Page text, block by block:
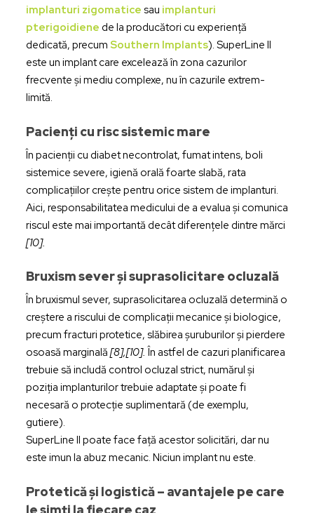
implanturi zigomatice sau implanturi
pterigoidiene de la producători cu experiență
dedicată, precum Southern Implants). SuperLine II
este un implant care excelează în zona cazurilor
frecvente și mediu complexe, nu în cazurile extrem-
limită.
Pacienți cu risc sistemic mare
În pacienții cu diabet necontrolat, fumat intens, boli
sistemice severe, igienă orală foarte slabă, rata
complicațiilor crește pentru orice sistem de implanturi.
Aici, responsabilitatea medicului de a evalua și comunica
riscul este mai importantă decât diferențele dintre mărci
[10].
Bruxism sever și suprasolicitare ocluzală
În bruxismul sever, suprasolicitarea ocluzală determină o
creștere a riscului de complicații mecanice și biologice,
precum fracturi protetice, slăbirea șuruburilor și pierdere
osoasă marginală[8],[10]. În astfel de cazuri planificarea
trebuie să includă control ocluzal strict, numărul și
poziția implanturilor trebuie adaptate și poate fi
necesară o protecție suplimentară (de exemplu,
gutiere).
SuperLine II poate face față acestor solicitări, dar nu
este imun la abuz mecanic. Niciun implant nu este.
Protetică și logistică – avantajele pe care
le simți la fiecare caz